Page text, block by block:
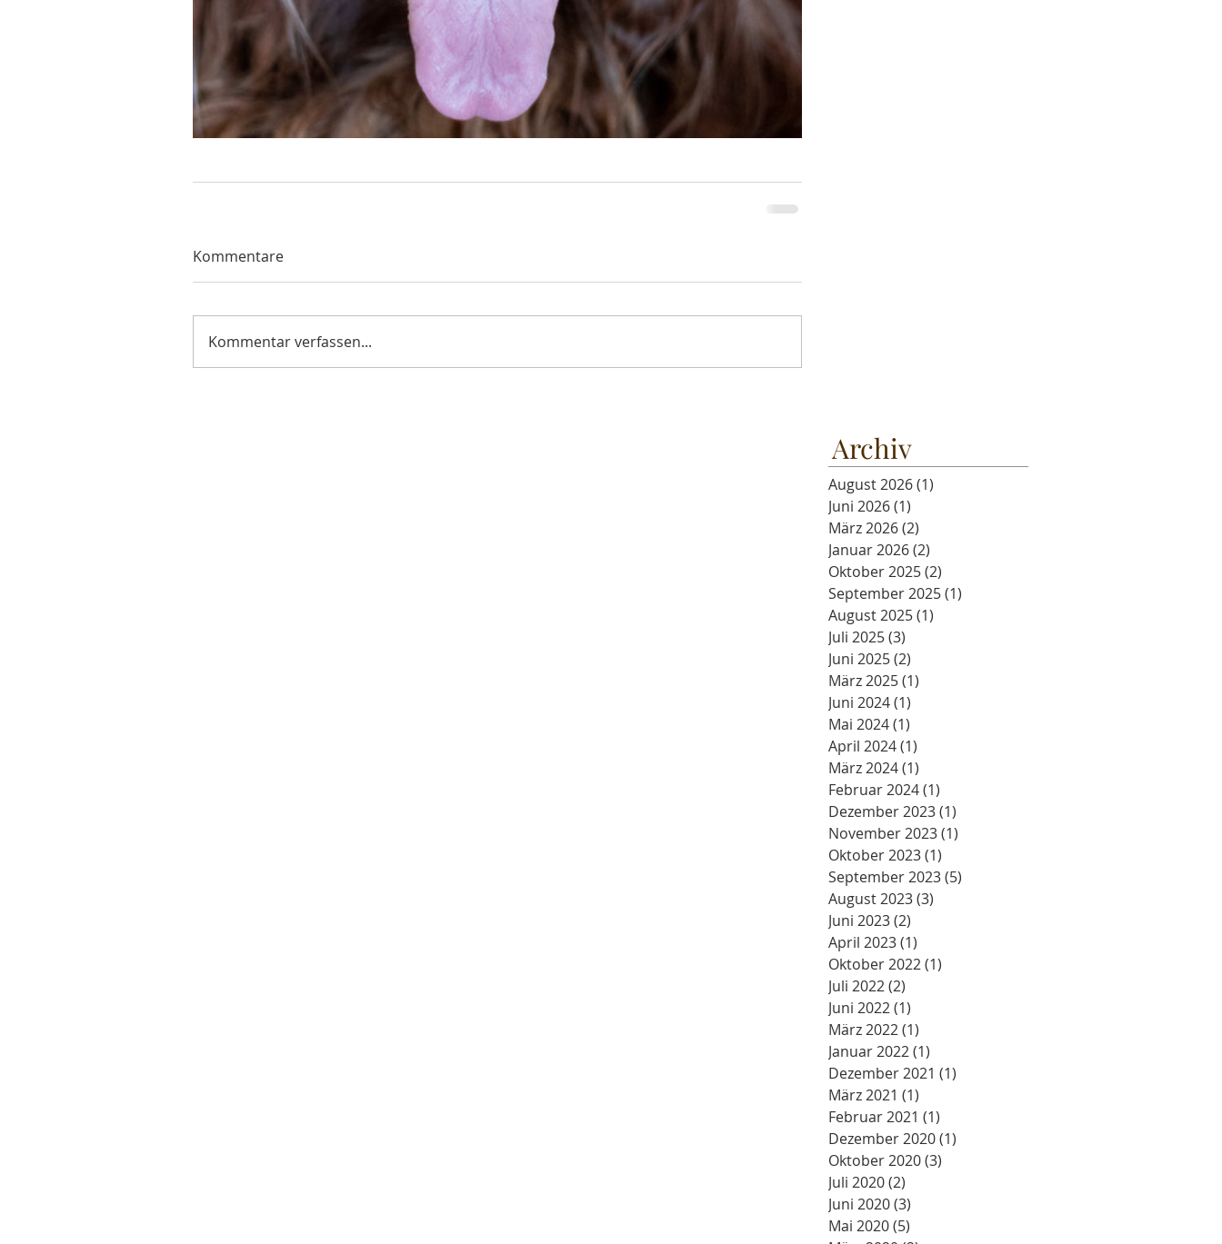
Kommentare
Kommentar verfassen...
Archiv
August 2026(1)
Juni 2026(1)
März 2026(2)
Januar 2026(2)
Oktober 2025(2)
September 2025(1)
August 2025(1)
Juli 2025(3)
Juni 2025(2)
März 2025(1)
Juni 2024(1)
Mai 2024(1)
April 2024(1)
März 2024(1)
Februar 2024(1)
Dezember 2023(1)
November 2023(1)
Oktober 2023(1)
September 2023(5)
August 2023(3)
Juni 2023(2)
April 2023(1)
Oktober 2022(1)
Juli 2022(2)
Juni 2022(1)
März 2022(1)
Januar 2022(1)
Dezember 2021 (1)
März 2021 (1)
Februar 2021 (1)
Dezember 2020(1)
Oktober 2020(3)
Juli 2020(2)
Juni 2020(3)
Mai 2020(5)